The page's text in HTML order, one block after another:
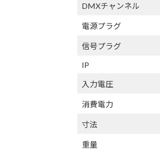
DMXチャンネル
電源プラグ
信号プラグ
IP
入力電圧
消費電力
寸法
重量